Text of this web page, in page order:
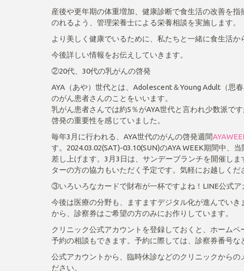
産後や更年期の体重増加、健康診断で食生活の改善を
のれるよう、管理栄養士による栄養相談を実施します。
より美しく健康でいるために、私たちと一緒に食生活か
今後詳しい情報をお伝えしていきます。
②20代、30代の乳がんの啓発
AYA（あや）世代とは、Adolescent＆Young Adult（思
のがん患者さんのことをいいます。
乳がん患者さんでは約5％がAYA世代と言われ少数派で
啓発の重要性を感じていました。
毎年3月に行われる、AYA世代のがんの啓発週間
す。2024.03.02(SAT)-03.10(SUN)のAYA WEEK期間中、
差し上げます。3月3日は、サンデーブランチを開催し
ターの方の協力もいただく予定です。気軽にお越しくだ
③いろいろなカードで財布が一杯ですよね！LINE公式ア
今後は医療の分野も、ますますデジタル化が進んでい
から、診察券はご希望の方のみにお作りしています。
クリニック公式アカウントを登録しておくと、ホーム
予約の相談もできます。予約に際しては、診察券番号な
公式アカウントから、臨時休診などのクリニックから
ださい。